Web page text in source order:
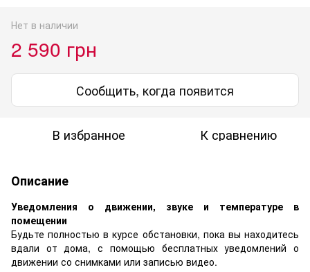
Нет в наличии
2 590 грн
Сообщить, когда появится
В избранное К сравнению
Описание
Уведомления о движении, звуке и температуре в
помещении
Будьте полностью в курсе обстановки, пока вы находитесь
вдали от дома, с помощью бесплатных уведомлений о
движении со снимками или записью видео.